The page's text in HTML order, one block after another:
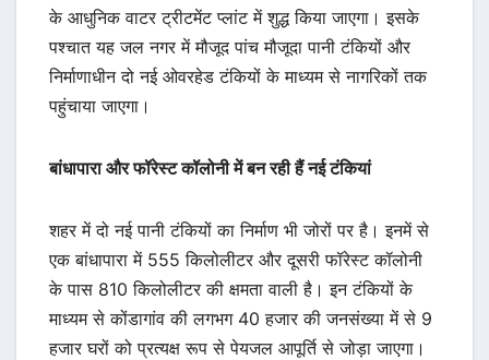
के आधुनिक वाटर ट्रीटमेंट प्लांट में शुद्ध किया जाएगा। इसके
पश्चात यह जल नगर में मौजूद पांच मौजूदा पानी टंकियों और
निर्माणाधीन दो नई ओवरहेड टंकियों के माध्यम से नागरिकों तक
पहुंचाया जाएगा।
बांधापारा और फॉरेस्ट कॉलोनी में बन रही हैं नई टंकियां
शहर में दो नई पानी टंकियों का निर्माण भी जोरों पर है। इनमें से
एक बांधापारा में 555 किलोलीटर और दूसरी फॉरेस्ट कॉलोनी
के पास 810 किलोलीटर की क्षमता वाली है। इन टंकियों के
माध्यम से कोंडागांव की लगभग 40 हजार की जनसंख्या में से 9
हजार घरों को प्रत्यक्ष रूप से पेयजल आपूर्ति से जोड़ा जाएगा।